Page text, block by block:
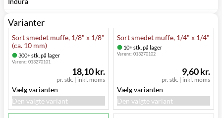
Varianter
Sort smedet muffe, 1/8" x 1/8"
(ca. 10 mm)
300+ stk. på lager
Varenr.:013270101
pr. stk. | inkl. moms
18,10 kr.
Vælg varianten
Den valgte variant
Sort smedet muffe, 1/4" x 1/4"
10+ stk. på lager
Varenr.:013270102
pr. stk. | inkl. moms
9,60 kr.
Vælg varianten
Den valgte variant